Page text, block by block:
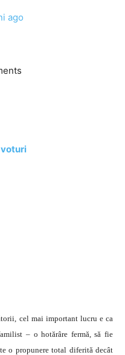
ago
voturi
cel mai important lucru e ca
– o hotărâre fermă, să fie
o propunere total diferită decât